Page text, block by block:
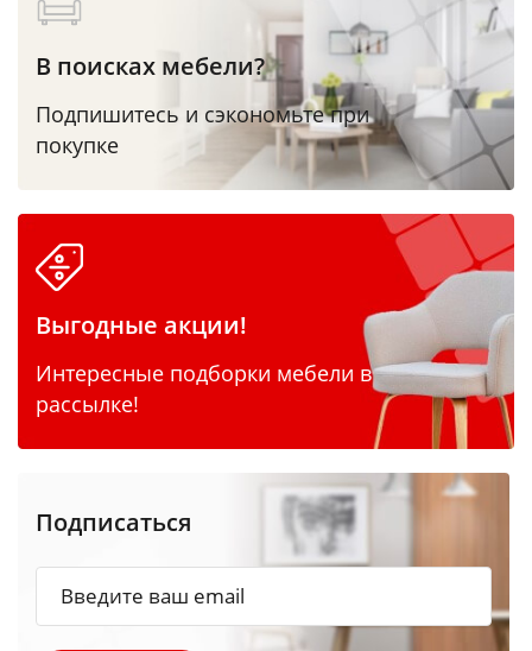
В поисках мебели?
Подпишитесь и сэкономьте при
покупке
Выгодные акции!
Интересные подборки мебели в
рассылке!
Подписаться